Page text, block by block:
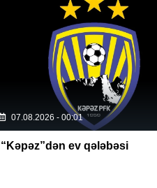
07.08.2026 - 00:01
“Kəpəz”dən ev qələbəsi